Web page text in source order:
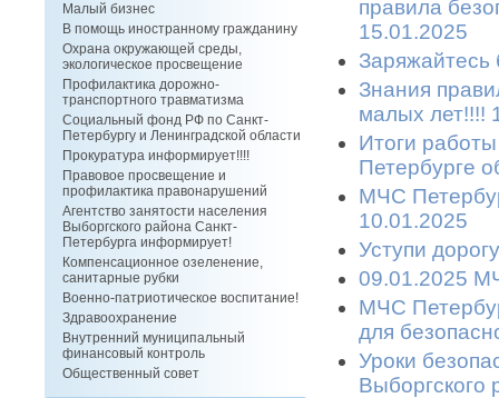
Малый бизнес
В помощь иностранному гражданину
Охрана окружающей среды,
экологическое просвещение
Профилактика дорожно-
транспортного травматизма
Социальный фонд РФ по Санкт-
Петербургу и Ленинградской области
Прокуратура информирует!!!!
Правовое просвещение и
профилактика правонарушений
Агентство занятости населения
Выборгского района Санкт-
Петербурга информирует!
Компенсационное озеленение,
санитарные рубки
Военно-патриотическое воспитание!
Здравоохранение
Внутренний муниципальный
финансовый контроль
Общественный совет
правила
15.01.2025
Заряжайтесь
Знания
малых лет!!!!
Итоги
Петербурге
МЧС
10.01.2025
Уступи
09.01.2025
МЧС
для
Уроки
Выборгского